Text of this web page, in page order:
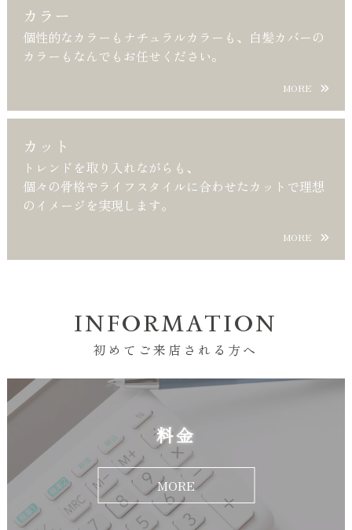
カラー
個性的なカラーもナチュラルカラーも、白髪カバーの
カラーもなんでもお任せください。
MORE
カット
トレンドを取り入れながらも、
個々の骨格やライフスタイルに合わせたカットで理想
のイメージを実現します。
MORE
INFORMATION
初めてご来店される方へ
料金
MORE